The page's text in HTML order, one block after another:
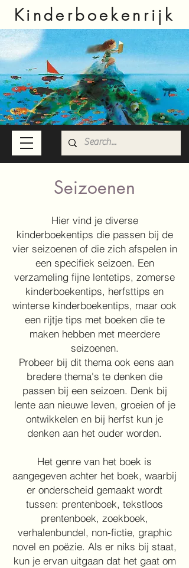
Kinderboekenrijk
Seizoenen
Hier vind je diverse
kinderboekentips die passen bij de
vier seizoenen of die zich afspelen in
een specifiek seizoen. Een
verzameling fijne lentetips, zomerse
kinderboekentips, herfsttips en
winterse kinderboekentips, maar ook
een rijtje tips met boeken die te
maken hebben met meerdere
seizoenen.
Probeer bij dit thema ook eens aan
bredere thema's te denken die
passen bij een seizoen. Denk bij
lente aan nieuwe leven, groeien of je
ontwikkelen en bij herfst kun je
denken aan het ouder worden.
Het genre van het boek is
aangegeven achter het boek, waarbij
er onderscheid gemaakt wordt
tussen: prentenboek, tekstloos
prentenboek, zoekboek,
verhalenbundel, non-fictie, graphic
novel en poëzie. Als er niks bij staat,
kun je ervan uitgaan dat het gaat om